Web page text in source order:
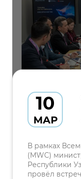
10
МАР
В рамках
(MWC)
Республики
провёл